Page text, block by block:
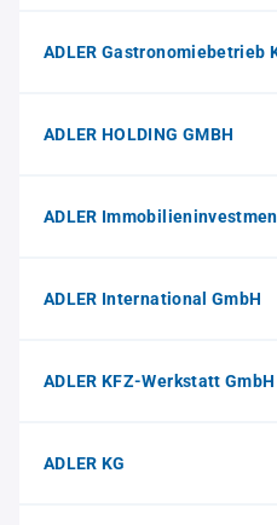
ADLER Gastronomiebetrieb
ADLER HOLDING GMBH
ADLER
ADLER International GmbH
ADLER KFZ-Werkstatt GmbH
ADLER KG